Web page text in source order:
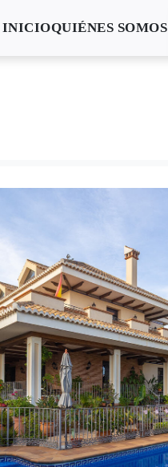
INICIOQUIÉNES SOMOS